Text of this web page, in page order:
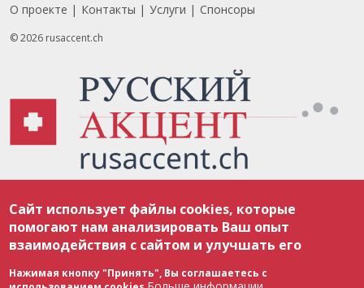
Footer
О проекте Контакты Услуги Спонсоры
© 2026 rusaccent.ch
соответствии с законодательством Швейцарии об авторском праве и
международными соглашениями. Полное или частичное использование
материалов возможно только с разрешения редакции. В случае полного
или частичного воспроизведения материалов сайта rusaccent.ch,
ОБЯЗАТЕЛЬНА АКТИВНАЯ ГИПЕРССЫЛКА на конкретный заимствованный
текст. Фотоизображения, размещенные редакцией rusaccent.ch, являются
ее исключительной собственностью. Полное или частичное
Сайт использует файлы cookies, которые
помогают нам анализировать Ваш опыт
взаимодействия с сайтом и улучшать его
Нажимая кнопку "Принять", Вы соглашаетесь с